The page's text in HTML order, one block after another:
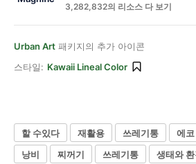
3,282,832의 리소스 다 보기
Urban Art 패키지의 추가 아이콘
스타일: Kawaii Lineal Color
할 수있다 재활용 쓰레기통 에코
낭비
찌꺼기 쓰레기통 생태와 환